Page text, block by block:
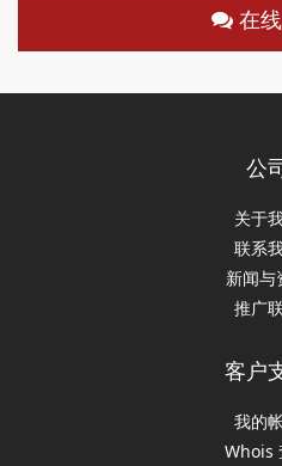
在
公
关于
联系
新闻与
推广
客户
我的
Whois